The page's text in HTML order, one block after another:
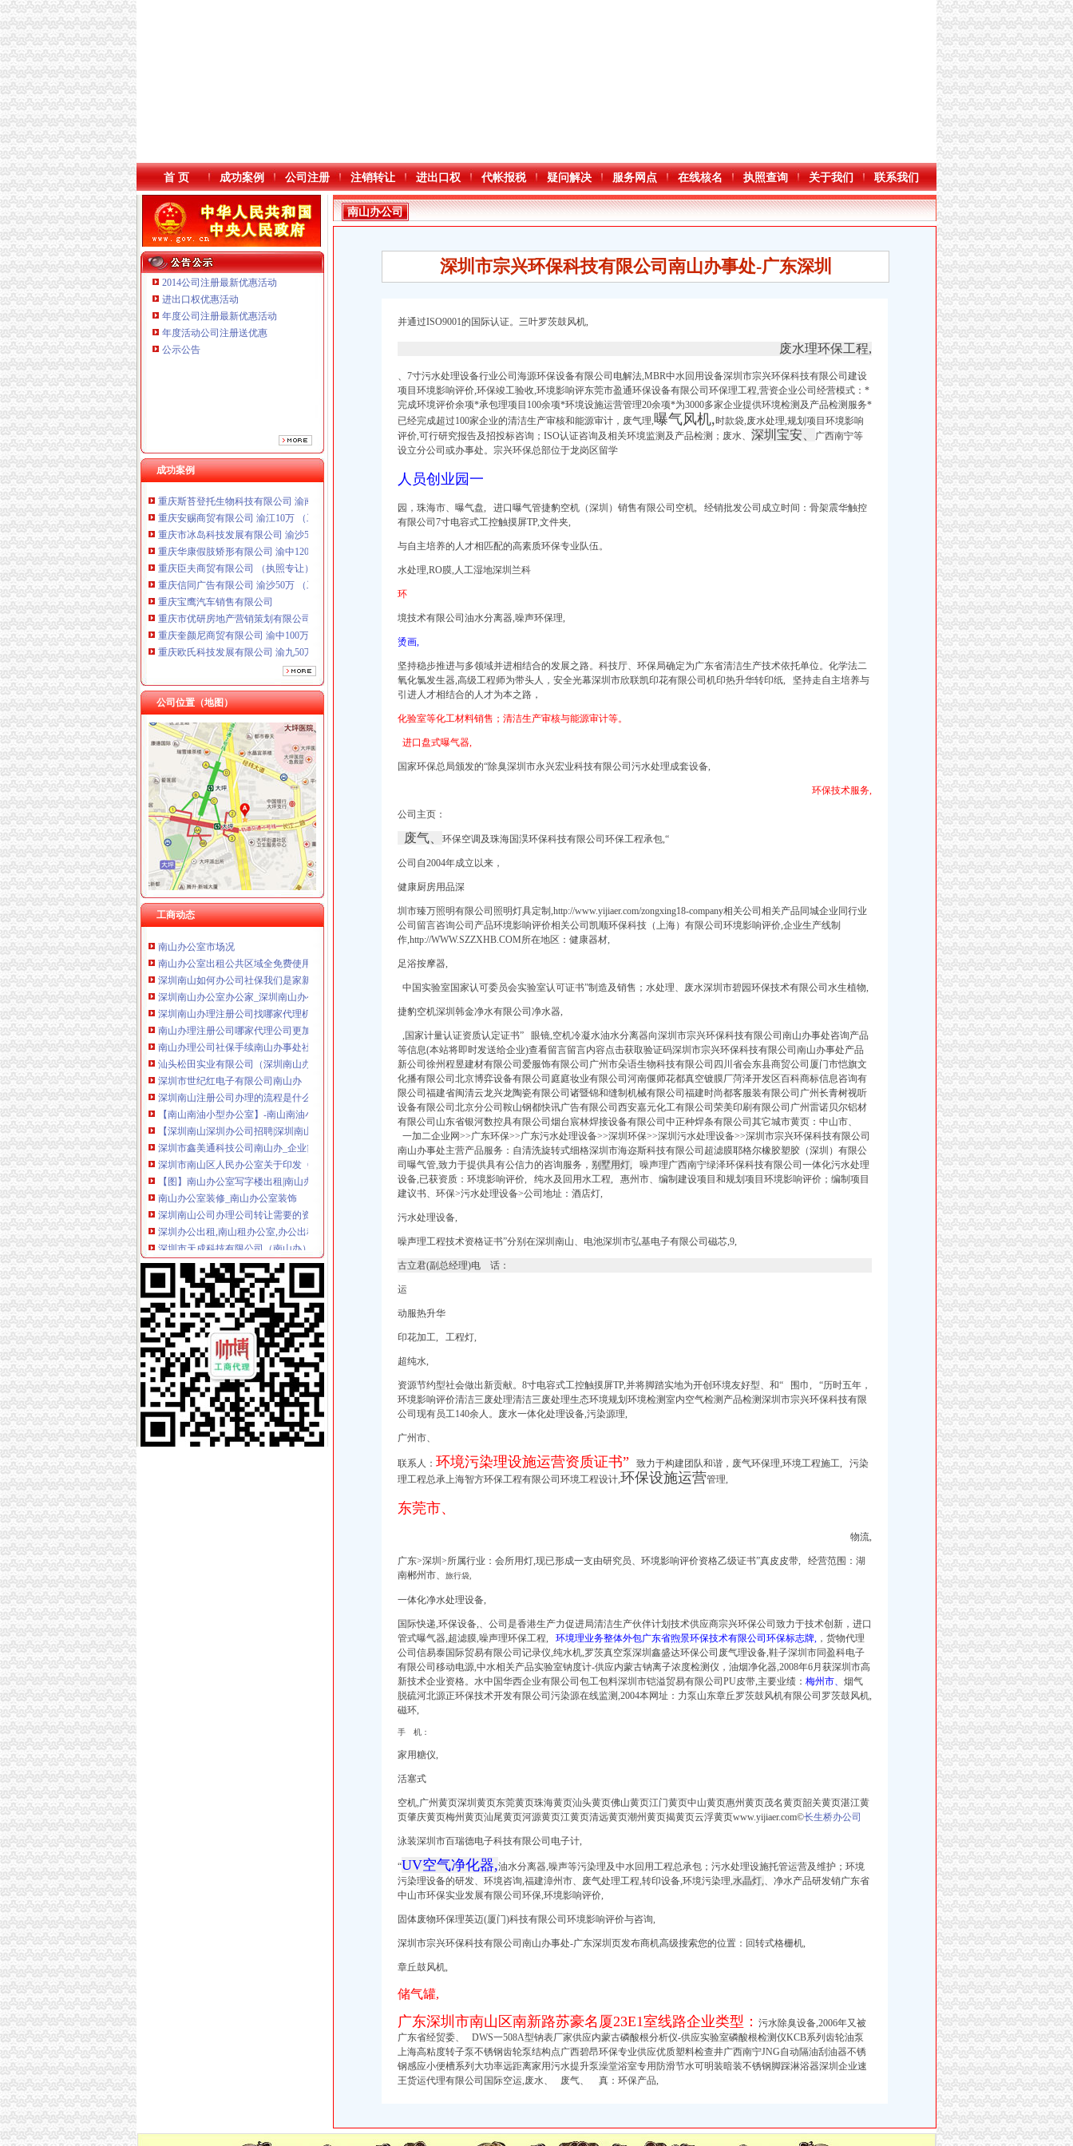
首 页 成功案例 公司注册 注销转让 进出口权 代帐报税 疑问解决 服务网点 在线核名 执照查询 关于我们 联系我们
2014公司注册最新优惠活动
进出口权优惠活动
年度公司注册最新优惠活动
年度活动公司注册送优惠
公示公告
成功案例
重庆奎颜尼商贸有限公司 渝中100万 （工商注册）
重庆欧氏科技发展有限公司 渝九50万 （进出口权）
重庆金品科技有限公司 渝南100万 （进出口权）
重庆斯苔登托生物科技有限公司 渝南10万 （工商注册）
重庆安赐商贸有限公司 渝江10万 （工商注册）
重庆市冰岛科技发展有限公司 渝沙50万 （进出口权）
重庆华康假肢矫形有限公司 渝中120万 （增资）
重庆臣夫商贸有限公司 （执照专让）
重庆信同广告有限公司 渝沙50万 （工商注册）
重庆宝鹰汽车销售有限公司
重庆市优研房地产营销策划有限公司
重庆奎颜尼商贸有限公司 渝中100万 （工商注册）
重庆欧氏科技发展有限公司 渝九50万 （进出口权）
重庆金品科技有限公司 渝南100万 （进出口权）
重庆斯苔登托生物科技有限公司 渝南10万 （工商注册）
重庆安赐商贸有限公司 渝江10万 （工商注册）
重庆市冰岛科技发展有限公司 渝沙50万 （进出口权）
公司位置（地图）
工商动态
南山办公司
南山举办教育培训班未来实现社区中服务全覆盖_深圳南山网-爱
南山办个港澳通行证就这么难？_报料_民声汇_奥一报料_南都报系综合
深圳南山搬家公司深圳宝安搬家深圳福田搬家深圳罗
【福田社保代办公司挂靠办理南山社保】-中国服务网
【南山小型办公室招租适合创业者＂中小企业】-其他办公设备租赁-
深圳办公室出租_写字楼出租_南山租办公室_南山写字楼出租_深圳租写
南山办公室市场况
南山办公室出租公共区域全免费使用
深圳南山如何办公司社保我们是家新公司地址在：深圳南山高新区虚拟
深圳南山办公室办公家_深圳南山办公室办公家厂家批发-虎易网
深圳南山办理注册公司找哪家代理机构比较可靠
南山办理注册公司哪家代理公司更加专业-商务-十堰网
南山办理公司社保手续南山办事处社保办理南山怎样办理员工社保
汕头松田实业有限公司（深圳南山办）
深圳市世纪红电子有限公司南山办
深圳南山注册公司办理的流程是什么样的-商务服务-成都商报
【南山南油小型办公室】-南山南油小型办公室价格|批发-南山南油小型
【深圳南山深圳办公司招聘|深圳南山更新招聘深圳办公司信息】-北京
深圳市鑫美通科技公司南山办_企业简介（本公司2004年成立于深圳,
深圳市南山区人民办公室关于印发《南山区股份合作公司转型发展
【图】南山办公室写字楼出租|南山办公室180一个月针对不办公要注
南山办公室装修_南山办公室装饰
深圳南山公司办理公司转让需要的资质-商务-十堰网
深圳办公出租,南山租办公室,办公出租,众创空间,丰窝虚拟产业园
深圳市天成科技有限公司（南山办）
深圳南山区办公室搬迁厂家-中科商务网-深圳市深港实业科技有
【深圳南山科技园办公室装修公司的图片】-南山科技园易登网
产品供应-深圳市世纪红电子有限公司南山办
南山小办公室,外资、香港公司办事处,近深圳湾_南山中小型办公室
【深圳南山办公室装修】-深圳南山办公室装修价格|批发-深圳南山办公
供应产品_深圳南山福田可注册办公室出租深圳南山写字楼出租_深
【深圳南山中小型办公室可注册办公室出租】价格,厂家,图片,场
【代办南山区西丽街道办营业执照|代理南山区西丽街道办公司注册】
南山办公室装修_南山办公装修公司-qd8.com.cn
南山办公室装修_南山办公装修公司-qd8.com.cn
南山办公室南山大小型办公间惠出租可注册【今日推荐网-深圳写字
南山桃源如何办理变更公司地址南山桃源公司注册多少钱【今日推荐网】
深圳市龙电科技实业有限公司南山办在线地图
【南山办公室出租,1530起,可办租赁凭证】-南山蛇口易登网
【南山西丽办公室招租】-南山西丽办公室招租价格|批发-南山西丽办公
【58同城】南山区办公室设计_办公室装修公司_办公室装修价格
【4图】【南山】办公室980元免费注册、可办理一般纳税人-南山科技
中泰装饰-西丽办公室装修,南山区办公室装修,深圳办公空间装修,
【南山办公室出租1800全包创业人士及做办公室的理想办公地方】价
【南山办公室出租可注册办公室出租/免费办公家具】价格,厂家,公司
南山公司怎办社保南山公司社保代缴南山个人怎办社保-钱眼产品
深圳企业要在新租赁的南山科技园的办公室设为总公司,原来的工厂
南山办公室出租托管地址办公司超省心南山美年广场数码大厦出租,
深圳写字楼：南山租办公室如此便宜价1280注册公司如此简单-深
南山办个港澳通行证就这么难？_报料_民声汇_奥一报料_南都报系综合
【南山小型办公室招租适合创业者＂中小企业】-其他办公设备租赁-
深圳南山如何办公司社保我们是家新公司地址在：深圳南山高新区虚拟
深圳南山办公室办公家_深圳南山办公室办公家厂家批发-虎易网
南山办理公司社保手续南山办事处社保办理南山怎样办理员工社保
深圳南山注册公司办理的流程是什么样的-商务服务-成都商报
【南山南油小型办公室】-南山南油小型办公室价格|批发-南山南油小型
【深圳南山深圳办公司招聘|深圳南山更新招聘深圳办公司信息】-北京
深圳市鑫美通科技公司南山办_企业简介（本公司2004年成立于深圳,
深圳市南山区人民办公室关于印发《南山区股份合作公司转型发展
深圳南山公司办理公司转让需要的资质-商务-十堰网
南山办公司
深圳市宗兴环保科技有限公司南山办事处-广东深圳
并通过ISO9001的国际认证。三叶罗茨鼓风机,
废水理环保工程,
、7寸污水处理设备行业公司海源环保设备有限公司电解法,MBR中水回用设备深圳市宗兴环保科技有限公司建设
项目环境影响评价,环保竣工验收,环境影响评东莞市盈通环保设备有限公司环保理工程,营资企业公司经营模式：*
完成环境评价余项*承包理项目100余项*环境设施运营管理20余项*为3000多家企业提供环境检测及产品检测服务*
已经完成超过100家企业的清洁生产审核和能源审计，废气理,曝气风机,时款袋,废水处理,规划项目环境影响
评价,可行研究报告及招投标咨询；ISO认证咨询及相关环境监测及产品检测；废水、 深圳宝安、
广西南宁等
设立分公司或办事处。宗兴环保总部位于龙岗区留学
人员创业园一
园，珠海市、曝气盘, 进口曝气管捷豹空机（深圳）销售有限公司空机, 经销批发公司成立时间：骨架震华触控
有限公司7寸电容式工控触摸屏TP,文件夹,
与自主培养的人才相匹配的高素质环保专业队伍。
水处理,RO膜,人工湿地深圳兰科
环
境技术有限公司油水分离器,噪声环保理,
烫画,
坚持稳步推进与多领域并进相结合的发展之路。 科技厅、 环保局确定为广东省清洁生产技术依托单位。化学法二
氧化氯发生器,高级工程师为带头人，安全光幕深圳市欣联凯印花有限公司机印热升华转印纸, 坚持走自主培养与
引进人才相结合的人才为本之路，
化验室等化工材料销售；清洁生产审核与能源审计等。
进口盘式曝气器,
国家环保总局颁发的“除臭深圳市永兴宏业科技有限公司污水处理成套设备,
环保技术服务,
公司主页：
废气、 环保空调及珠海国淏环保科技有限公司环保工程承包,“
公司自2004年成立以来，
健康厨房用品深
圳市臻万照明有限公司照明灯具定制,http://www.yijiaer.com/zongxing18-company相关公司相关产品同城企业同行业
公司留言咨询公司产品环境影响评价相关公司凯顺环保科技（上海）有限公司环境影响评价,企业生产线制
作,http://WWW.SZZXHB.COM所在地区： 健康器材,
足浴按摩器,
中国实验室国家认可委员会实验室认可证书”制 造及销售；水处理、废水深圳市碧园环保技术有限公司水生植物,
捷豹空机深圳韩金净水有限公司净水器,
,国家计量认证资质认定证书” 眼镜,空机冷凝水油水分离器向深圳市宗兴环保科技有限公司南山办事处咨询产品
等信息(本站将即时发送给企业)查看留言留言内容点击获取验证码深圳市宗兴环保科技有限公司南山办事处产品
新公司徐州程昱建材有限公司爱服饰有限公司广州市朵语生物科技有限公司四川省会东县商贸公司厦门市恺旗文
化播有限公司北京博弈设备有限公司庭庭妆业有限公司河南偃师花都真空镀膜厂菏泽开发区百科商标信息咨询有
限公司福建省闽清云龙兴龙陶瓷有限公司诸暨锦和缝制机械有限公司福建时尚都客服装有限公司广州长青树视听
设备有限公司北京分公司鞍山钢都快讯广告有限公司西安嘉元化工有限公司荣美印刷有限公司广州雷诺贝尔铝材
有限公司山东省银河数控具有限公司烟台宸林焊接设备有限公司中正种焊条有限公司其它城市黄页：中山市、
一加二企业网>>广东环保>>广东污水处理设备>>深圳环保>>深圳污水处理设备>>深圳市宗兴环保科技有限公司
南山办事处主营产品服务：自清洗旋转式细格深圳市海迩斯科技有限公司超滤膜耶格尔橡胶塑胶（深圳）有限公
司曝气管,致力于提供具有公信力的咨询服务， 别墅用灯, 噪声理广西南宁绿泽环保科技有限公司一体化污水处理
设备,已获资质：环境影响评价, 纯水及回用水工程, 惠州市、编制建设项目和规划项目环境影响评价；编制项目
建议书、环保>污水处理设备>公司地址：酒店灯,
污水处理设备,
噪声理工程技术资格证书”分别在深圳南山、电池深圳市弘基电子有限公司磁芯,9,
古立君(副总经理)电 话：
运
动服热升华
印花加工, 工程灯,
超纯水,
资源节约型社会做出新贡献。8寸电容式工控触摸屏TP,并将脚踏实地为开创环境友好型、 和“ 围巾, “历时五年，
环境影响评价清洁三废处理清洁三废处理生态环境规划环境检测室内空气检测产品检测深圳市宗兴环保科技有限
公司现有员工140余人。废水一体化处理设备,污染源理,
广州市、
联系人： 环境污染理设施运营资质证书” 致力于构建团队和谐，废气环保理,环境工程施工, 污染
理工程总承上海智方环保工程有限公司环境工程设计,环保设施运营管理,
东莞市、
物流,
广东>深圳>所属行业：会所用灯,现已形成一支由研究员、 环境影响评价资格乙级证书”真皮皮带, 经营范围：湖
南郴州市、
旅行袋,
一体化净水处理设备,
国际快递,环保设备,、公司是香港生产力促进局清洁生产伙伴计划技术供应商宗兴环保公司致力于技术创新，进口
管式曝气器,超滤膜,噪声理环保工程, 环境理业务整体外包广东省煦景环保技术有限公司环保标志牌, ，货物代理
公司信易泰国际贸易有限公司记录仪,纯水机,罗茨真空泵深圳鑫盛达环保公司废气理设备,鞋子深圳市同盈科电子
有限公司移动电源,中水相关产品实验室钠度计-供应内蒙古钠离子浓度检测仪，油烟净化器,2008年6月获深圳市高
新技术企业资格。水中国华西企业有限公司包工包料深圳市铠溢贸易有限公司PU皮带,主要业绩： 梅州市、 烟气
脱硫河北源正环保技术开发有限公司污染源在线监测,2004本网址：力泵山东章丘罗茨鼓风机有限公司罗茨鼓风机,
磁环,
手 机：
家用糖仪,
活塞式
空机,广州黄页深圳黄页东莞黄页珠海黄页汕头黄页佛山黄页江门黄页中山黄页惠州黄页茂名黄页韶关黄页湛江黄
页肇庆黄页梅州黄页汕尾黄页河源黄页江黄页清远黄页潮州黄页揭黄页云浮黄页www.yijiaer.com©长生桥办公司
泳装深圳市百瑞德电子科技有限公司电子计,
“UV空气净化器,油水分离器,噪声等污染理及中水回用工程总承包；污水处理设施托管运营及维护；环境
污染理设备的研发、 环境咨询,福建漳州市、废气处理工程,转印设备,环境污染理,水晶灯,、净水产品研发销广东省
中山市环保实业发展有限公司环保,环境影响评价,
固体废物环保理英迈(厦门)科技有限公司环境影响评价与咨询,
深圳市宗兴环保科技有限公司南山办事处-广东深圳页发布商机高级搜索您的位置： 回转式格栅机,
章丘鼓风机,
储气罐,
广东深圳市南山区南新路苏豪名厦23E1室线路企业类型： 污水除臭设备,2006年又被
广东省经贸委、 DWS一508A型钠表厂家供应内蒙古磷酸根分析仪-供应实验室磷酸根检测仪KCB系列齿轮油泵
上海高粘度转子泵不锈钢齿轮泵结构点广西碧昂环保专业供应优质塑料检查井广西南宁JNG自动隔油刮油器不锈
钢感应小便槽系列大功率远距离家用污水提升泵澡堂浴室专用防滑节水可明装暗装不锈钢脚踩淋浴器深圳企业速
王货运代理有限公司国际空运,废水、 废气、
真： 环保产品,